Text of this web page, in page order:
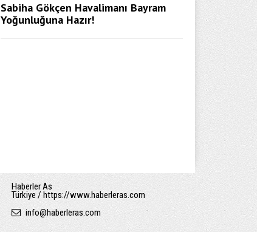
Sabiha Gökçen Havalimanı Bayram
Yoğunluğuna Hazır!
Haberler As
Türkiye / https://www.haberleras.com
info@haberleras.com